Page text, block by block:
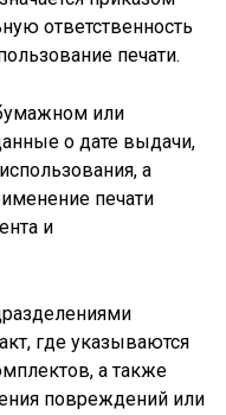
ответственность
печати.
или
о дате выдачи,
а
печати
и
где указываются
а также
повреждений или